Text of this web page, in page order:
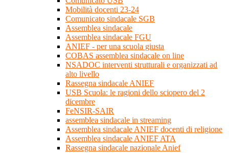
Mobilità docenti 23-24
Comunicato sindacale SGB
Assemblea sindacale
Assemblea sindacale FGU
ANIEF - per una scuola giusta
COBAS assemblea sindacale on line
NSADOC interventi strutturali e organizzati ad
alto livello
Rassegna sindacale ANIEF
USB Scuola: le ragioni dello sciopero del 2
dicembre
FeNSIR-SAIR
assemblea sindacale in streaming
Assemblea sindacale ANIEF docenti di religione
Assemblea sindacale ANIEF ATA
Rassegna sindacale nazionale Anief